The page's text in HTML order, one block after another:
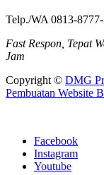
Telp./WA 0813-
Fast Respon, Tepat
Jam
Copyright © DMG
Pembuatan Website
Facebook
Instagram
Youtube